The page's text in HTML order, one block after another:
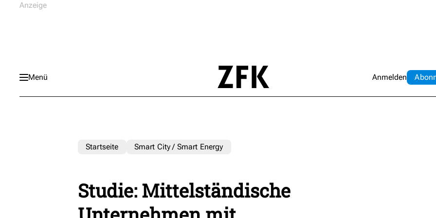
Menü Anmelden Abo
Startseite Smart City / Smart Energy
Studie: Mittelständische